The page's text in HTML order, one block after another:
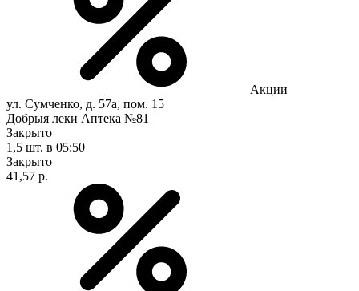
Акции
ул. Сумченко, д. 57а, пом. 15
Добрыя леки Аптека №81
Закрыто
1,5 шт. в 05:50
Закрыто
41,57 р.